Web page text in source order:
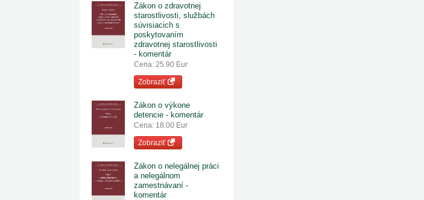
Zákon o zdravotnej
starostlivosti, službách
súvisiacich s
poskytovaním
zdravotnej starostlivosti
- komentár
Cena: 25.90 Eur
Zobraziť
Zákon o výkone
detencie - komentár
Cena: 18.00 Eur
Zobraziť
Zákon o nelegálnej práci
a nelegálnom
zamestnávaní -
komentár